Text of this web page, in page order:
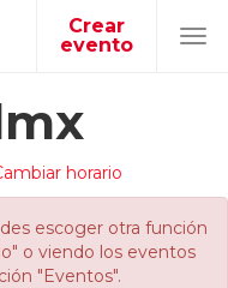
Crear
evento
horario
escoger otra función
o viendo los eventos
"Eventos".